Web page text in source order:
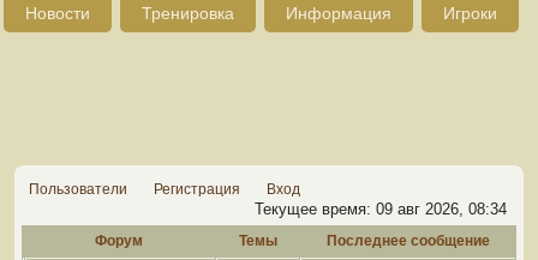
Новости Тренировка Информация Игроки
Пользователи Регистрация Вход
Текущее время: 09 авг 2026, 08:34
Форум Темы Последнее сообщение